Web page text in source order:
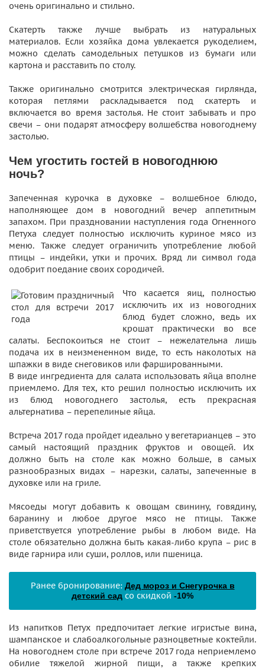
очень оригинально и стильно.
Скатерть также лучше выбрать из натуральных
материалов. Если хозяйка дома увлекается рукоделием,
можно сделать самодельных петушков из бумаги или
картона и расставить по столу.
Также оригинально смотрится электрическая гирлянда,
которая петлями раскладывается под скатерть и
включается во время застолья. Не стоит забывать и про
свечи – они подарят атмосферу волшебства новогоднему
застолью.
Чем угостить гостей в новогоднюю
ночь?
Запеченная курочка в духовке – волшебное блюдо,
наполняющее дом в новогодний вечер аппетитным
запахом. При праздновании наступления года Огненного
Петуха следует полностью исключить куриное мясо из
меню. Также следует ограничить употребление любой
птицы – индейки, утки и прочих. Вряд ли символ года
одобрит поедание своих сородичей.
Что касается яиц, полностью
исключить их из новогодних
блюд будет сложно, ведь их
крошат практически во все
салаты. Беспокоиться не стоит – нежелательна лишь
подача их в неизмененном виде, то есть наколотых на
шпажки в виде снеговиков или фаршированными.
В виде ингредиента для салата использовать яйца вполне
приемлемо. Для тех, кто решил полностью исключить их
из блюд новогоднего застолья, есть прекрасная
альтернатива – перепелиные яйца.
Встреча 2017 года пройдет идеально у вегетарианцев – это
самый настоящий праздник фруктов и овощей. Их
должно быть на столе как можно больше, в самых
разнообразных видах – нарезки, салаты, запеченные в
духовке или на гриле.
Мясоеды могут добавить к овощам свинину, говядину,
баранину и любое другое мясо не птицы. Также
приветствуется употребление рыбы в любом виде. На
столе обязательно должна быть какая-либо крупа – рис в
виде гарнира или суши, роллов, или пшеница.
Ранее бронирование: Дед мороз и Снегурочка в
детский сад со скидкой -10%
Из напитков Петух предпочитает легкие игристые вина,
шампанское и слабоалкогольные разноцветные коктейли.
На новогоднем столе при встрече 2017 года неприемлемо
обилие тяжелой жирной пищи, а также крепких